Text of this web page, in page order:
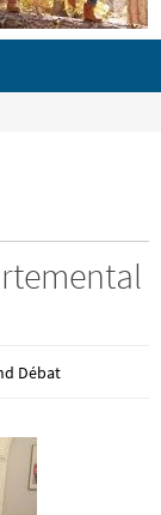
Débat